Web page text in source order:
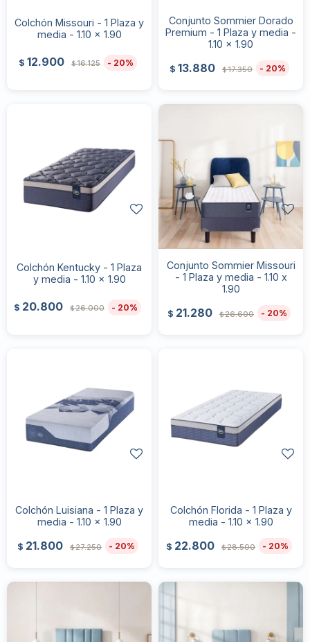
Colchón Missouri - 1 Plaza y
media - 1.10 x 1.90
$ 12.900 $16.125 20
Conjunto Sommier Dorado
Premium - 1 Plaza y media -
1.10 x 1.90
$ 13.880 $17.350 20
Colchón Kentucky - 1 Plaza
y media - 1.10 x 1.90
$ 20.800 $26.000 20
Conjunto Sommier Missouri
- 1 Plaza y media - 1.10 x
1.90
$ 21.280 $26.600 20
Colchón Luisiana - 1 Plaza y
media - 1.10 x 1.90
$ 21.800 $27.250 20
Colchón Florida - 1 Plaza y
media - 1.10 x 1.90
$ 22.800 $28.500 20